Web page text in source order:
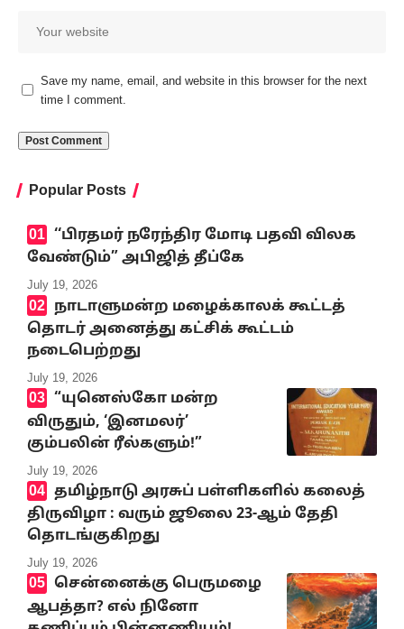
Save my name, email, and website in this browser for the next
time I comment.
Popular Posts
‘‘பிரதமர் நரேந்திர மோடி பதவி விலக
வேண்டும்” அபிஜித் தீப்கே
July 19, 2026
நாடாளுமன்ற மழைக்காலக் கூட்டத்
தொடர் அனைத்து கட்சிக் கூட்டம்
நடைபெற்றது
July 19, 2026
“யுனெஸ்கோ மன்ற
விருதும், ‘இனமலர்’
கும்பலின் ரீல்களும்!”
July 19, 2026
தமிழ்நாடு அரசுப் பள்ளிகளில் கலைத்
திருவிழா : வரும் ஜூலை 23-ஆம் தேதி
தொடங்குகிறது
July 19, 2026
சென்னைக்கு பெருமழை
ஆபத்தா? எல் நினோ